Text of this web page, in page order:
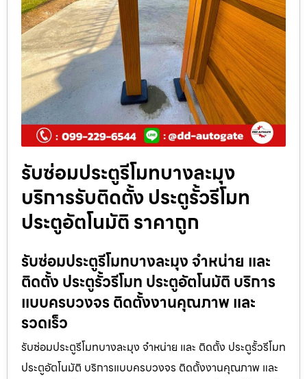
รับซ่อมประตูรีโมทบางละมุง
บริการรับติดตั้ง ประตูรั้วรีโมท
ประตูอัตโนมัติ ราคาถูก
รับซ่อมประตูรีโมทบางละมุง จำหน่าย และ
ติดตั้ง ประตูรั้วรีโมท ประตูอัตโนมัติ บริการ
แบบครบวงจร ติดตั้งงานคุณภาพ และ
รวดเร็ว
รับซ่อมประตูรีโมทบางละมุง จำหน่าย และ ติดตั้ง ประตูรั้วรีโมท
ประตูอัตโนมัติ บริการแบบครบวงจร ติดตั้งงานคุณภาพ และ